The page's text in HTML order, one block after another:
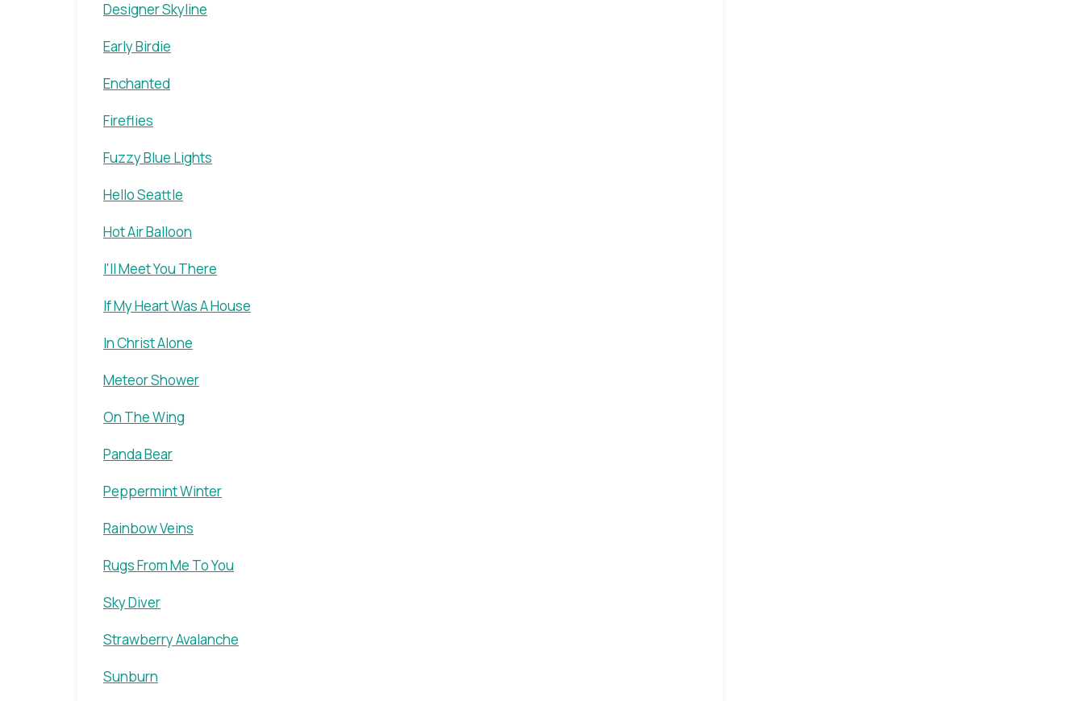
Designer Skyline
Early Birdie
Enchanted
Fireflies
Fuzzy Blue Lights
Hello Seattle
Hot Air Balloon
I'll Meet You There
If My Heart Was A House
In Christ Alone
Meteor Shower
On The Wing
Panda Bear
Peppermint Winter
Rainbow Veins
Rugs From Me To You
Sky Diver
Strawberry Avalanche
Sunburn